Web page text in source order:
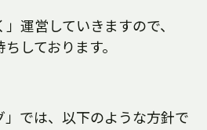
運営していきますので、
しております。
では、以下のような方針で